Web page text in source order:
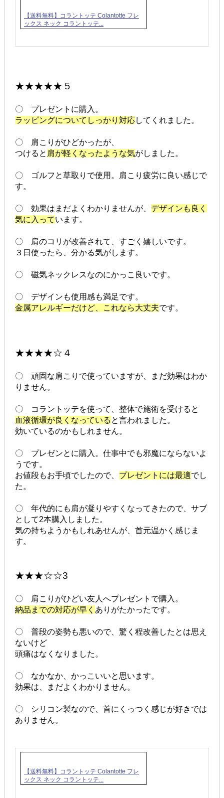
【送料無料】コラントッテ Colantotte フレ
ックス ネック コラントッテ...
★★★★★５
〇 プレゼントに購入。
ラッピングについてしっかり対応してくれました。
〇 肩こりがひどかったが、
つけると 肩が軽くなったような気がしました。
〇 ゴルフと草取りで使用。肩こり疲労に良い感じで
す。
〇 効果はまだよくわかりませんが、 デザインも良く
気に入っています。
〇 肩のコリが改善されて、すごく嬉しいです。
３日使ったら、分かる気がします。
〇 磁気ネックレスなのにかっこ良いです。
〇 デザインも使用感も満足です。
金属アレルギーだけど、これなら大丈夫です。
★★★★☆４
〇 頑固な肩こりで使っていますが、まだ効果はわか
りません。
〇 コラントッテを使って、整体で施術を受けると
血液循環が良くなっている と言われました。
効いているのかもしれません。
〇 プレゼンとに購入。仕事中でも邪魔にならないよ
うです。
お値段もお手頃でしたので、 プレゼントには最適でし
た。
〇 年代的にも肩が凝りやすくなってきたので、サブ
として2本購入しました。
気の持ちようかもしれあせんが、首元温かく感じま
す。
★★★☆☆3
〇 肩こりがひどい友人へプレゼントで購入。
納品までの対応が早く ありがたかったです。
〇 普段の姿勢も悪いので、驚く程改善したとは思え
ないけど
頭痛はなくなりました。
〇 なかなか、かっこいいと思います。
効果は、まだよくわかりません。
〇 シリコン製なので、首にくっつく感じが好きでは
ありません。
【送料無料】コラントッテ Colantotte フレ
ックス ネック コラントッテ...